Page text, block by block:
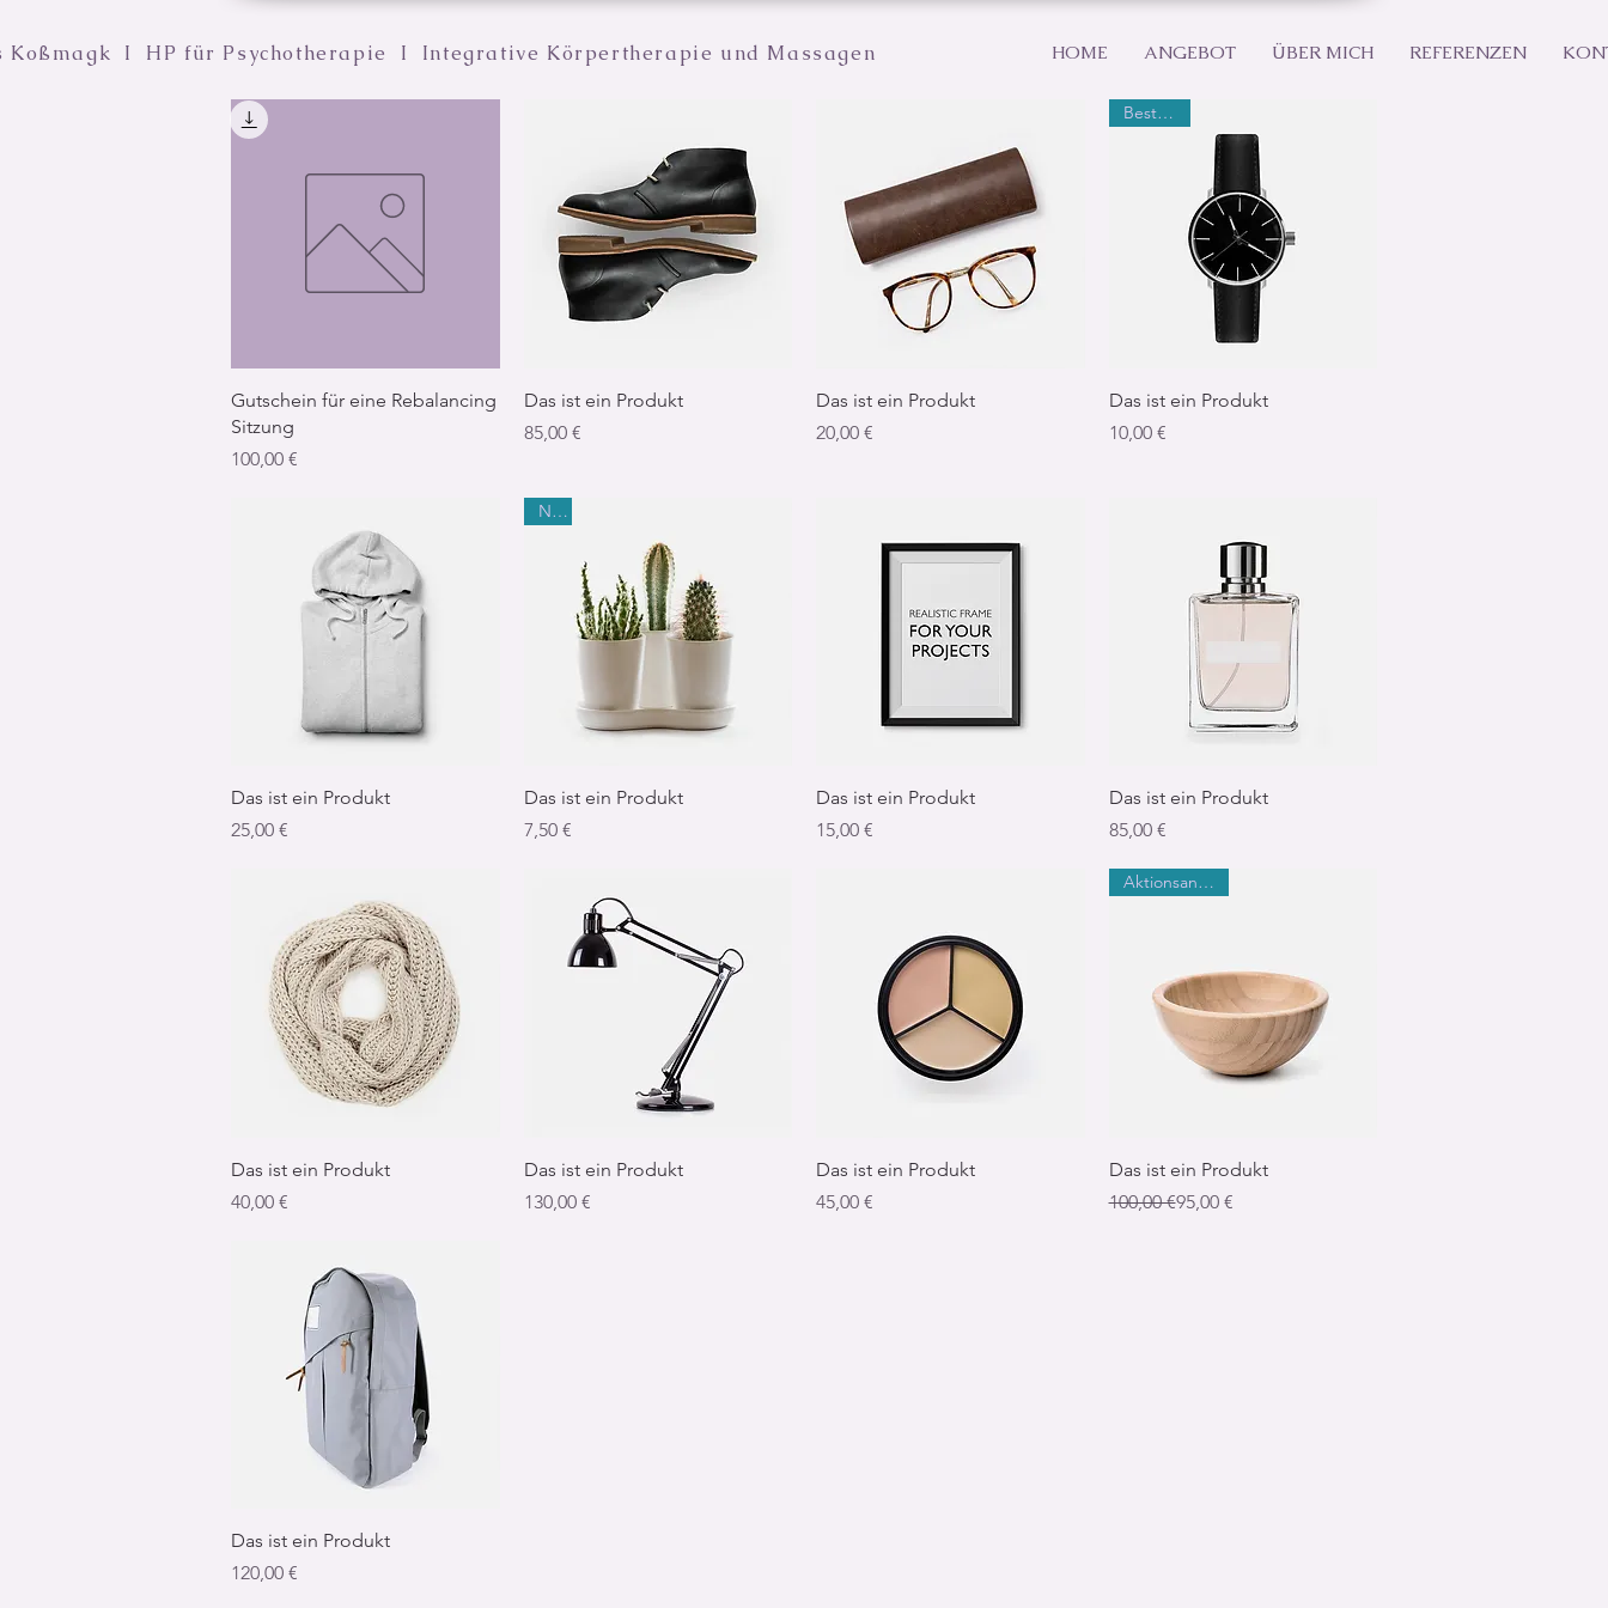
Koßmagk I HP für Psychotherapie I Integrative Körpertherapie und Massagen HOME ANGEBOT ÜBER MICH REFERENZEN
Schnellansicht
Gutschein für eine Rebalancing
Sitzung
Preis
100,00 €
Schnellansicht
Das ist ein Produkt
Preis
85,00 €
Schnellansicht
Das ist ein Produkt
Preis
20,00 €
Schnellansicht
Bestseller
Das ist ein Produkt
Preis
10,00 €
Schnellansicht
Das ist ein Produkt
Preis
25,00 €
Schnellansicht
Neu
Das ist ein Produkt
Preis
7,50 €
Schnellansicht
Das ist ein Produkt
Preis
15,00 €
Schnellansicht
Das ist ein Produkt
Preis
85,00 €
Schnellansicht
Das ist ein Produkt
Preis
40,00 €
Schnellansicht
Das ist ein Produkt
Preis
130,00 €
Schnellansicht
Das ist ein Produkt
Preis
45,00 €
Schnellansicht
Aktionsangebot
Das ist ein Produkt
Standardpreis
100,00 €
Sale-Preis95,00 €
Schnellansicht
Das ist ein Produkt
Preis
120,00 €